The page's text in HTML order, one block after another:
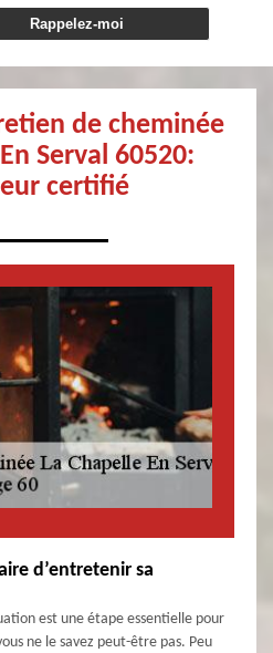
de cheminée
Serval 60520:
certifié
d’entretenir sa
est une étape essentielle pour
ne le savez peut-être pas. Peu